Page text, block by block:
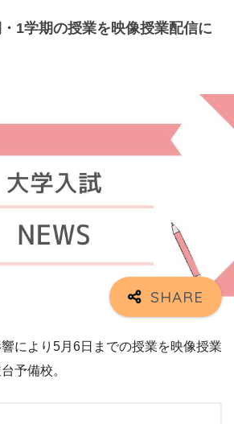
1学期の授業を映像授業配信に
により5月6日までの授業を映像授業
予備校。